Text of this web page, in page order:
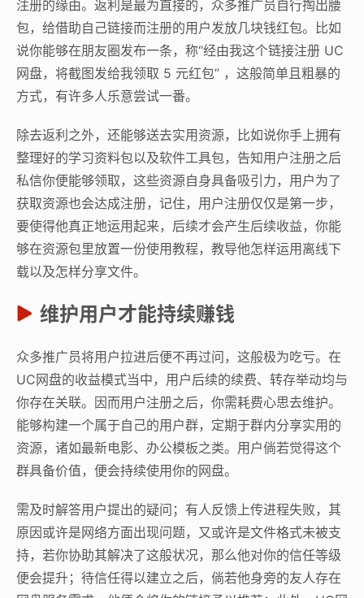
注册的缘由。返利是最为直接的，众多推广员自行掏出腰
包，给借助自己链接而注册的用户发放几块钱红包。比如
说你能够在朋友圈发布一条，称“经由我这个链接注册 UC
网盘，将截图发给我领取 5 元红包” ，这般简单且粗暴的
方式，有许多人乐意尝试一番。
除去返利之外，还能够送去实用资源，比如说你手上拥有
整理好的学习资料包以及软件工具包，告知用户注册之后
私信你便能够领取，这些资源自身具备吸引力，用户为了
获取资源也会达成注册，记住，用户注册仅仅是第一步，
要使得他真正地运用起来，后续才会产生后续收益，你能
够在资源包里放置一份使用教程，教导他怎样运用离线下
载以及怎样分享文件。
维护用户才能持续赚钱
众多推广员将用户拉进后便不再过问，这般极为吃亏。在
UC网盘的收益模式当中，用户后续的续费、转存举动均与
你存在关联。因而用户注册之后，你需耗费心思去维护。
能够构建一个属于自己的用户群，定期于群内分享实用的
资源，诸如最新电影、办公模板之类。用户倘若觉得这个
群具备价值，便会持续使用你的网盘。
需及时解答用户提出的疑问；有人反馈上传进程失败，其
原因或许是网络方面出现问题，又或许是文件格式未被支
持，若你协助其解决了这般状况，那么他对你的信任等级
便会提升；待信任得以建立之后，倘若他身旁的友人存在